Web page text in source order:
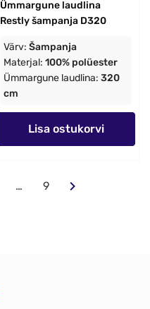
Ümmargune laudlina
Restly šampanja D320
Värv: Šampanja
Materjal: 100% polüester
Ümmargune laudlina: 320
cm
Lisa ostukorvi
… 9